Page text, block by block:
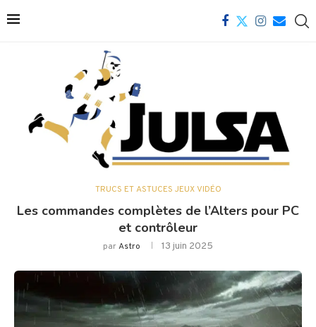
TRUCS ET ASTUCES JEUX VIDÉO
Les commandes complètes de l’Alters pour PC
et contrôleur
parAstro 13 juin 2025